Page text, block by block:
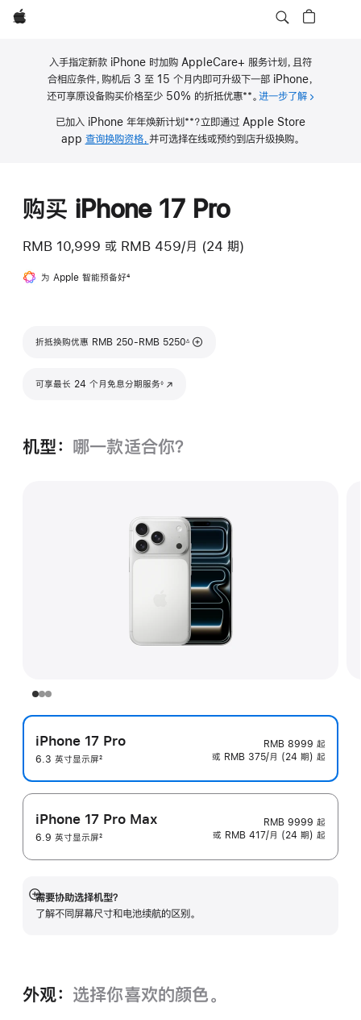
Apple
入手指定新款 iPhone 时加购 AppleCare+ 服务计划，且符
合相应条件，购机后 3 至 15 个月内即可升级下一部 iPhone，
还可享原设备购买价格至少 50% 的折抵优惠
注
**。 进一步了解关于
已加入 iPhone 年年焕新计划 **？立即通过 Apple Store
app 查询换购资格， 并可选择在线或预约到店升级换购。
购买 iPhone 17 Pro
RMB 10,999 或 RMB 459/月 (24 期)
为 Apple 智能预备好脚
4
折抵换购优惠 RMB 250-RMB 5250
脚注
∆
可享最长 24 个月免息分期服务◊
(在新窗口中打开)
机型： 哪一款适合你？
iPhone 17 Pro
6.3 英寸显示屏
注
2
RMB 8999 起
或 RMB 375/月 (24 期) 起
iPhone 17 Pro Max
6.9 英寸显示屏
注
2
RMB 9999 起
或 RMB 417/月 (24 期) 起
需要协助选择机型？
了解不同屏幕尺寸和电池续航的区‍别。
展
开
外观： 选择你喜欢的颜色。